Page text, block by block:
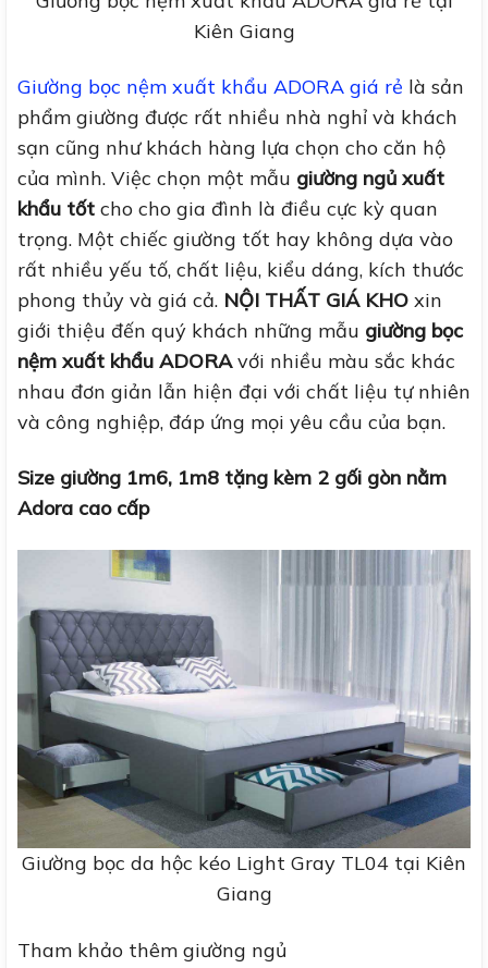
Kiên Giang
Giường bọc nệm xuất khẩu ADORA giá rẻ là sản
phẩm giường được rất nhiều nhà nghỉ và khách
sạn cũng như khách hàng lựa chọn cho căn hộ
của mình. Việc chọn một mẫu giường ngủ xuất
khẩu tốt cho cho gia đình là điều cực kỳ quan
trọng. Một chiếc giường tốt hay không dựa vào
rất nhiều yếu tố, chất liệu, kiểu dáng, kích thước
phong thủy và giá cả. NỘI THẤT GIÁ KHO xin
giới thiệu đến quý khách những mẫu giường bọc
nệm xuất khẩu ADORAvới nhiều màu sắc khác
nhau đơn giản lẫn hiện đại với chất liệu tự nhiên
và công nghiệp, đáp ứng mọi yêu cầu của bạn.
Size giường 1m6, 1m8 tặng kèm 2 gối gòn nằm
Adora cao cấp
Giường bọc da hộc kéo Light Gray TL04 tại Kiên
Giang
Tham khảo thêm giường ngủ